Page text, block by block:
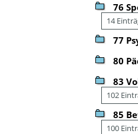
76
14
77
80
83
102
85
100